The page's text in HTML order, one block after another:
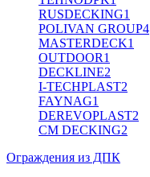
RUSDECKING1
POLIVAN GROUP4
MASTERDECK1
OUTDOOR1
DECKLINE2
I-TECHPLAST2
FAYNAG1
DEREVOPLAST2
CM DECKING2
Ограждения из ДПК